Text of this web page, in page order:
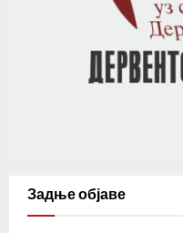
Задње објаве